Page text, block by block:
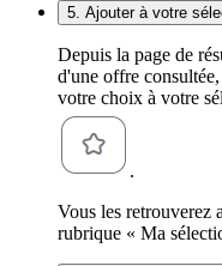
5. Ajouter à votre
Depuis la page de
d'une offre
votre choix à votre
.
Vous les retrouverez
rubrique « Ma